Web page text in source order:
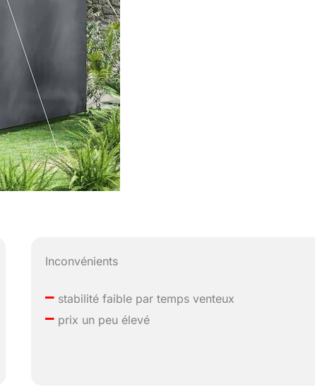
Inconvénients
– stabilité faible par temps venteux
– prix un peu élevé